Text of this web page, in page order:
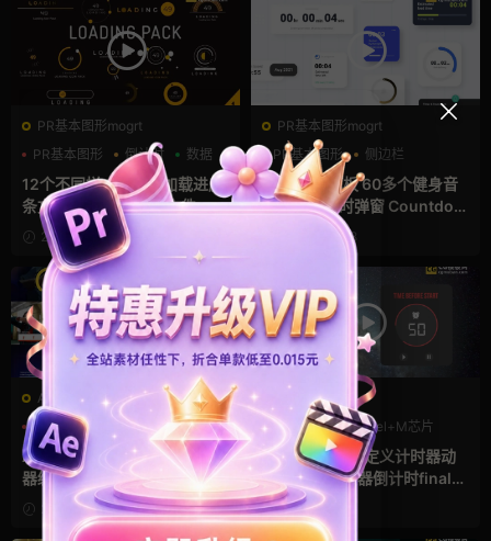
PR基本图形mogrt
PR基本图形
倒计时 数据
12个不同样式的等待加载进度
条文字动画设计AE源文件
2022-08-25
PR基本图形mogrt
PR基本图形
侧边栏
倒计时
PR计数器模板 60多个健身音
乐时间倒计时弹窗 Countdow
ns and Timers Pack
2022-02-28
AE模板
HUD
信息 全息素材
AE模板：30+加载进度条计数
器缓冲动画列表百分比信息图
表AE模板 Loaders, Spinners
& Progress Bars Pack
2022-02-13
FCPX发生器
倒计时
支持Intel+M芯片
文字动画
FCPX插件：自定义计时器动
画 时分秒计数器倒计时finalc
utpro插件 Counter Timers T
oolkit
2022-01-09